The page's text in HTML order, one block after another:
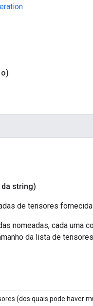
string)
de tensores
nomeadas, cada uma
da lista de
(dos quais pode haver